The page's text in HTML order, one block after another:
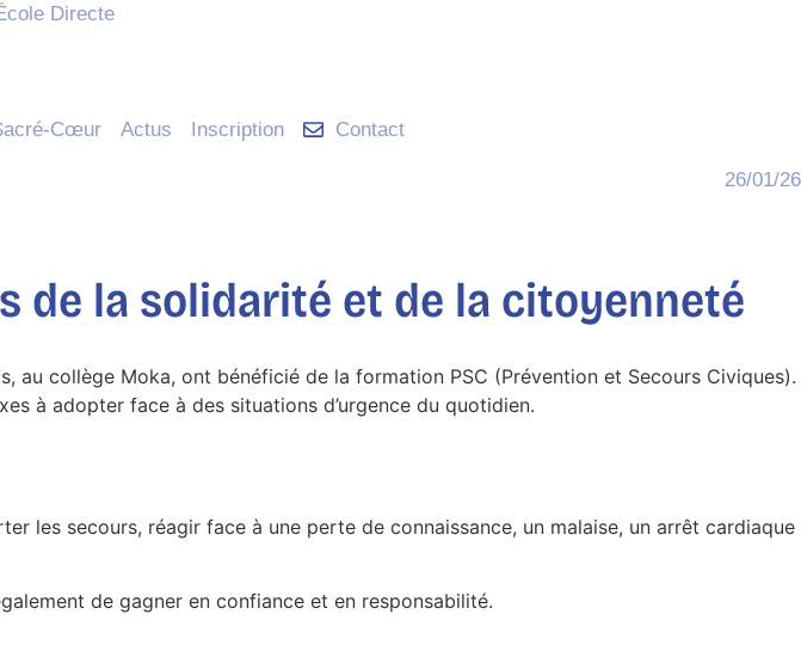
Directe
Cœur Actus Inscription Contact
26/01/26
de la solidarité et de la citoyenneté
au collège Moka, ont bénéficié de la formation PSC (Prévention et Secours Civiques).
à adopter face à des situations d’urgence du quotidien.
les secours, réagir face à une perte de connaissance, un malaise, un arrêt cardiaque
de gagner en confiance et en responsabilité.